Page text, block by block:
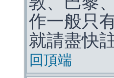
作一般只
就請盡快
回頂端